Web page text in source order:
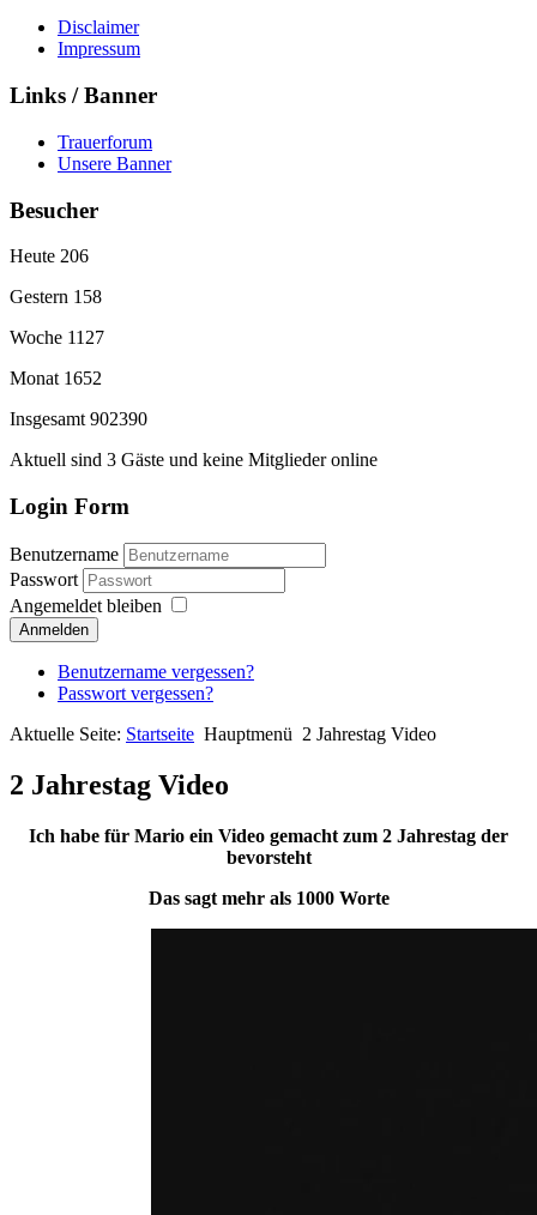
Disclaimer
Impressum
Links / Banner
Trauerforum
Unsere Banner
Besucher
Heute 206
Gestern 158
Woche 1127
Monat 1652
Insgesamt 902390
Aktuell sind 3 Gäste und keine Mitglieder online
Login Form
Benutzername
Passwort
Angemeldet bleiben
Anmelden
Benutzername vergessen?
Passwort vergessen?
Aktuelle Seite: Startseite Hauptmenü 2 Jahrestag Video
2 Jahrestag Video
Ich habe für Mario ein Video gemacht zum 2 Jahrestag der
bevorsteht
Das sagt mehr als 1000 Worte